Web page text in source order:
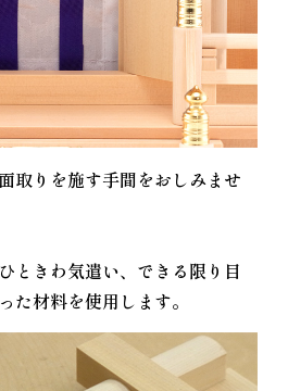
取りを施す手間をおしみませ
ときわ気遣い、できる限り目
た材料を使用します。